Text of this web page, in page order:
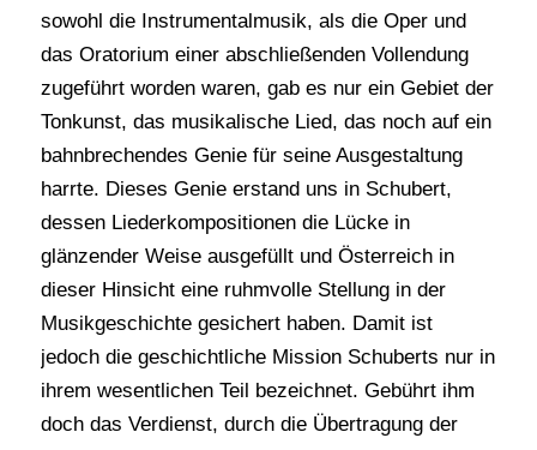
sowohl die Instrumentalmusik, als die Oper und
das Oratorium einer abschließenden Vollendung
zugeführt worden waren, gab es nur ein Gebiet der
Tonkunst, das musikalische Lied, das noch auf ein
bahnbrechendes Genie für seine Ausgestaltung
harrte. Dieses Genie erstand uns in Schubert,
dessen Liederkompositionen die Lücke in
glänzender Weise ausgefüllt und Österreich in
dieser Hinsicht eine ruhmvolle Stellung in der
Musikgeschichte gesichert haben. Damit ist
jedoch die geschichtliche Mission Schuberts nur in
ihrem wesentlichen Teil bezeichnet. Gebührt ihm
doch das Verdienst, durch die Übertragung der